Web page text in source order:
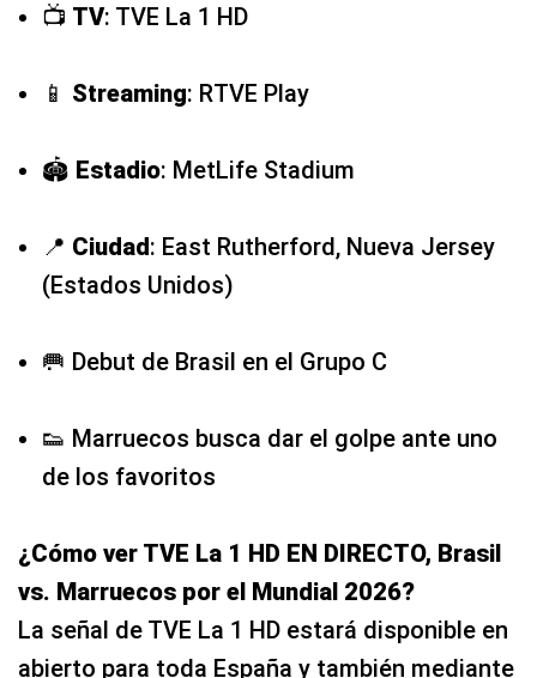
📺 TV: TVE La 1 HD
📱 Streaming: RTVE Play
🏟️ Estadio: MetLife Stadium
📍 Ciudad: East Rutherford, Nueva Jersey
(Estados Unidos)
🥅 Debut de Brasil en el Grupo C
👟 Marruecos busca dar el golpe ante uno
de los favoritos
¿Cómo ver TVE La 1 HD EN DIRECTO, Brasil
vs. Marruecos por el Mundial 2026?
La señal de TVE La 1 HD estará disponible en
abierto para toda España y también mediante